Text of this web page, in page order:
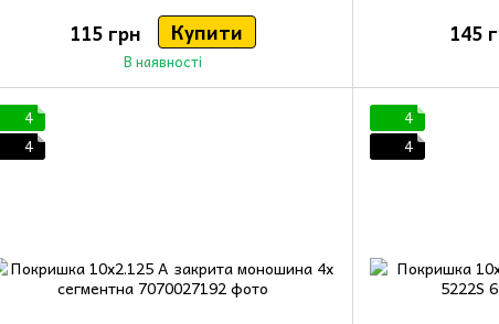
115 грн Купити
В наявності
145
4
4
4
4